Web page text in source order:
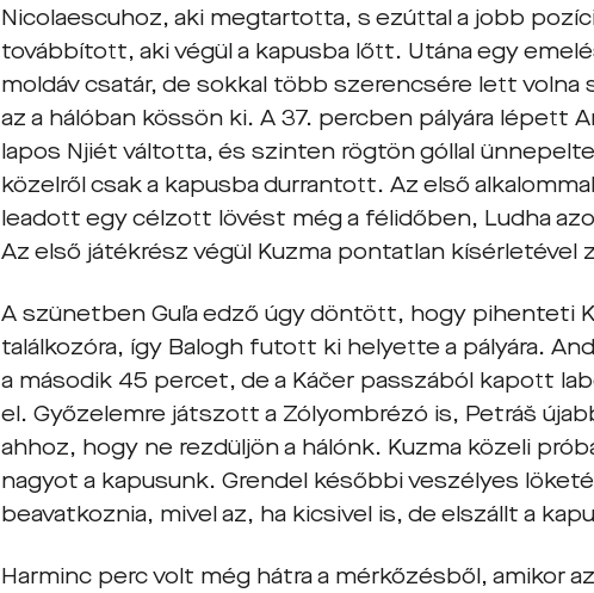
Nicolaescuhoz, aki megtartotta, s ezúttal a jobb
továbbított, aki végül a kapusba lőtt. Utána egy
moldáv csatár, de sokkal több szerencsére lett volna
az a hálóban kössön ki. A 37. percben pályára lépett
lapos Njiét váltotta, és szinten rögtön góllal
közelről csak a kapusba durrantott. Az első
leadott egy célzott lövést még a félidőben, Ludha
Az első játékrész végül Kuzma pontatlan kísérletével
A szünetben Guľa edző úgy döntött, hogy pihenteti
találkozóra, így Balogh futott ki helyette a pályára.
a második 45 percet, de a Káčer passzából kapott
el. Győzelemre játszott a Zólyombrézó is, Petráš
ahhoz, hogy ne rezdüljön a hálónk. Kuzma közeli
nagyot a kapusunk. Grendel későbbi veszélyes
beavatkoznia, mivel az, ha kicsivel is, de elszállt a
Harminc perc volt még hátra a mérkőzésből, amikor